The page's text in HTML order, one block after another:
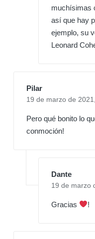
muchísimas
así que hay
ejemplo, su
Leonard
Pilar
19 de marzo de 2021,
Pero qué bonito lo
conmoción!
Dante
19 de marzo
Gracias !